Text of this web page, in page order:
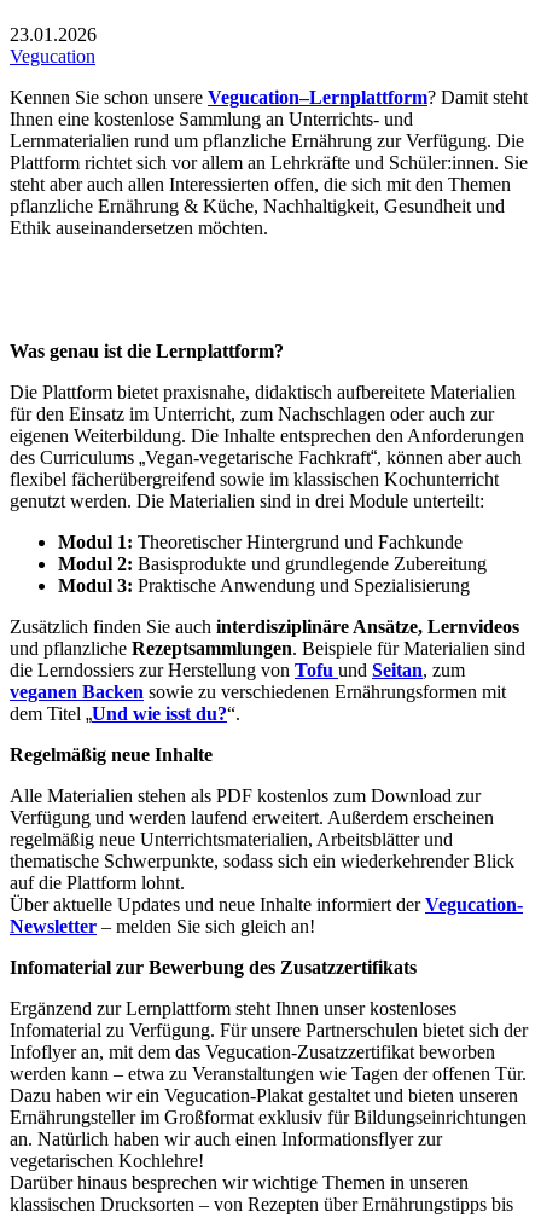
23.01.2026
Vegucation
Kennen Sie schon unsere Vegucation–Lernplattform? Damit steht
Ihnen eine kostenlose Sammlung an Unterrichts- und
Lernmaterialien rund um pflanzliche Ernährung zur Verfügung. Die
Plattform richtet sich vor allem an Lehrkräfte und Schüler:innen. Sie
steht aber auch allen Interessierten offen, die sich mit den Themen
pflanzliche Ernährung & Küche, Nachhaltigkeit, Gesundheit und
Ethik auseinandersetzen möchten.
Was genau ist die Lernplattform?
Die Plattform bietet praxisnahe, didaktisch aufbereitete Materialien
für den Einsatz im Unterricht, zum Nachschlagen oder auch zur
eigenen Weiterbildung. Die Inhalte entsprechen den Anforderungen
des Curriculums „Vegan-vegetarische Fachkraft“, können aber auch
flexibel fächerübergreifend sowie im klassischen Kochunterricht
genutzt werden. Die Materialien sind in drei Module unterteilt:
Modul 1: Theoretischer Hintergrund und Fachkunde
Modul 2: Basisprodukte und grundlegende Zubereitung
Modul 3: Praktische Anwendung und Spezialisierung
Zusätzlich finden Sie auch interdisziplinäre Ansätze, Lernvideos
und pflanzliche Rezeptsammlungen. Beispiele für Materialien sind
die Lerndossiers zur Herstellung von Tofu und Seitan, zum
veganen Backen sowie zu verschiedenen Ernährungsformen mit
dem Titel „Und wie isst du?“.
Regelmäßig neue Inhalte
Alle Materialien stehen als PDF kostenlos zum Download zur
Verfügung und werden laufend erweitert. Außerdem erscheinen
regelmäßig neue Unterrichtsmaterialien, Arbeitsblätter und
thematische Schwerpunkte, sodass sich ein wiederkehrender Blick
auf die Plattform lohnt.
Über aktuelle Updates und neue Inhalte informiert derVegucation-
Newsletter – melden Sie sich gleich an!
Infomaterial zur Bewerbung des Zusatzzertifikats
Ergänzend zur Lernplattform steht Ihnen unser kostenloses
Infomaterial zu Verfügung. Für unsere Partnerschulen bietet sich der
Infoflyer an, mit dem das Vegucation-Zusatzzertifikat beworben
werden kann – etwa zu Veranstaltungen wie Tagen der offenen Tür.
Dazu haben wir ein Vegucation-Plakat gestaltet und bieten unseren
Ernährungsteller im Großformat exklusiv für Bildungseinrichtungen
an. Natürlich haben wir auch einen Informationsflyer zur
vegetarischen Kochlehre!
Darüber hinaus besprechen wir wichtige Themen in unseren
klassischen Drucksorten – von Rezepten über Ernährungstipps bis